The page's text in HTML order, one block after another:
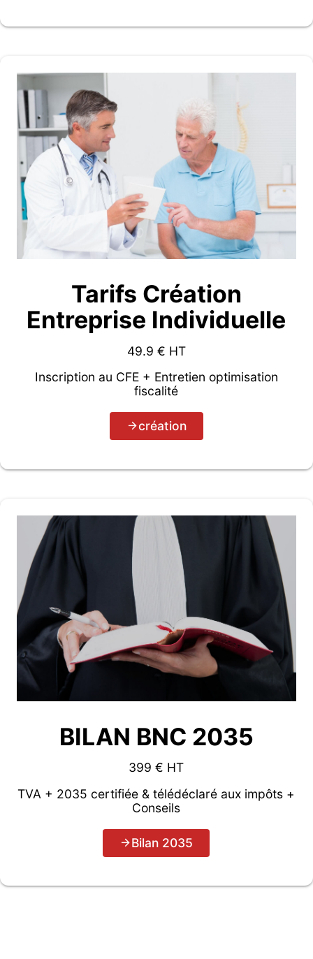
Tarifs Création
Entreprise Individuelle
49.9 € HT
Inscription au CFE + Entretien optimisation
fiscalité
création
BILAN BNC 2035
399 € HT
TVA + 2035 certifiée & télédéclaré aux impôts +
Conseils
Bilan 2035